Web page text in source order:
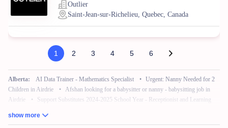
Outlier
Saint-Jean-sur-Richelieu, Quebec, Canada
1 2 3 4 5 6
Alberta: AI Data Trainer - Mathematics Specialist • Urgent: Nanny Needed for 2
Children in Airdrie
• Afshan looking for a babysitter or nanny - babysitting job in
Airdrie
•
Support Substitutes 2024-2025 School Year - Receptionist and Learning
show more